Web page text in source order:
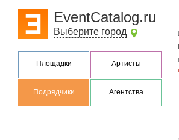
EventCatalog.ru
Выберите город
Площадки Артисты
Подрядчики Агентства